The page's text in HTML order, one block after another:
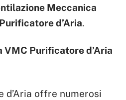
Meccanica
d’Aria.
VMC Purificatore d’Aria
d’Aria offre numerosi